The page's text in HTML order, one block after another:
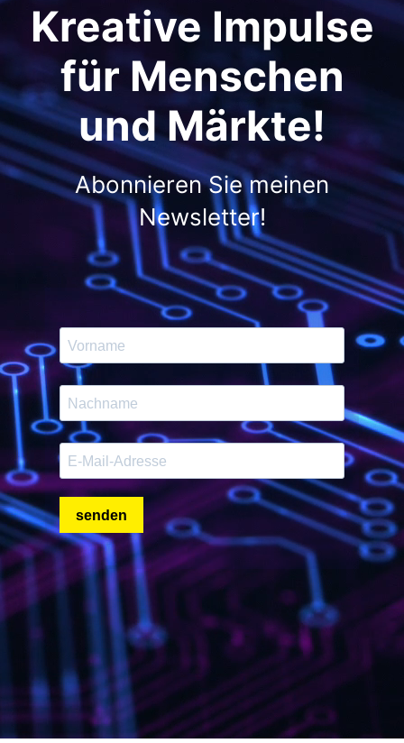
Kreative Impulse
für Menschen
und Märkte!
Abonnieren Sie meinen
Newsletter!